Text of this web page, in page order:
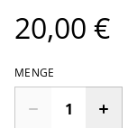
20,00 €
MENGE